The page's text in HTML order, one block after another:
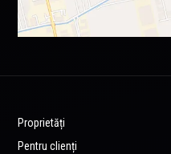
Proprietăți
Pentru clienți